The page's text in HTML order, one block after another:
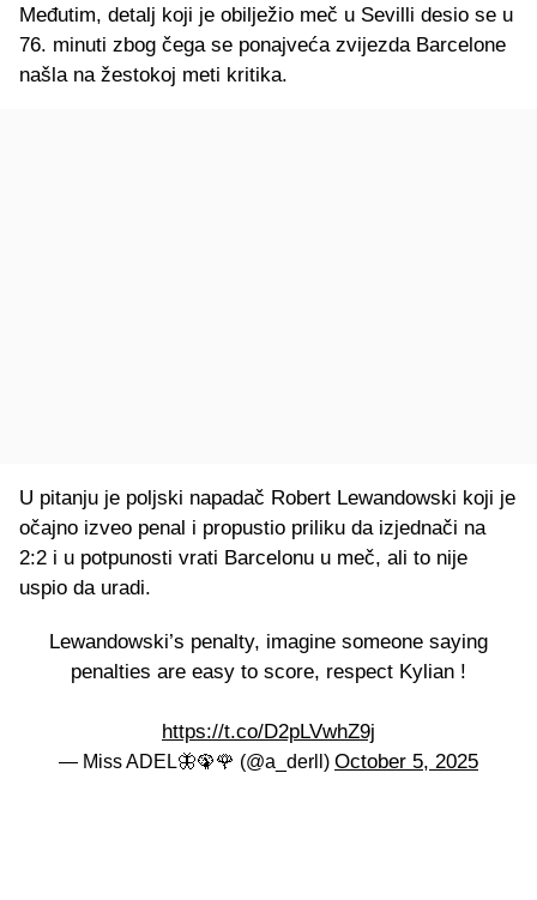
Međutim, detalj koji je obilježio meč u Sevilli desio se u
76. minuti zbog čega se ponajveća zvijezda Barcelone
našla na žestokoj meti kritika.
U pitanju je poljski napadač Robert Lewandowski koji je
očajno izveo penal i propustio priliku da izjednači na
2:2 i u potpunosti vrati Barcelonu u meč, ali to nije
uspio da uradi.
Lewandowski’s penalty, imagine someone saying
penalties are easy to score, respect Kylian !
https://t.co/D2pLVwhZ9j
— Miss ADEL🦋🦚🌹 (@a_derll) October 5, 2025